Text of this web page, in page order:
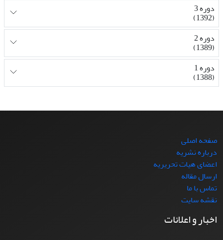
دوره 3
(1392)
دوره 2
(1389)
دوره 1
(1388)
صفحه اصلی
درباره نشریه
اعضای هیات تحریریه
ارسال مقاله
تماس با ما
نقشه سایت
اخبار و اعلانات